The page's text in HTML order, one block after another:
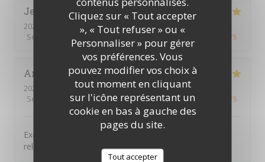
Cliquez sur « Tout accepter
», « Tout refuser » ou «
Personnaliser » pour gérer
vos préférences. Vous
pouvez modifier vos choix à
tout moment en cliquant
sur l'icône représentant un
cookie en bas à gauche des
pages du site.
Tout accepter
Jean-Philippe
2026-07-24
- 19:15 - Couverts 3
Service
Ambiance :5/5 Cuisine /5 Qualité / Prix /5
Antoine C
2026-07-22
- 19:00 - Couverts 4
Service
Ambiance:5 /5 Cuisine:5/5 Qualité / Prix /5
Excellent repas. Tout était bien présenté, ambiance
relaxe et conviviale. Excellente table